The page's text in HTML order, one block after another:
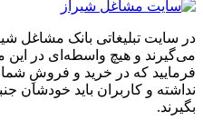
در سایت تبلیغاتی بانک مشاغل
می‌گیرند و هیچ واسطه‌ای در این
فرمایید که در خرید و فروشِ
نداشته و کاربران باید خودشان
بگیرند.